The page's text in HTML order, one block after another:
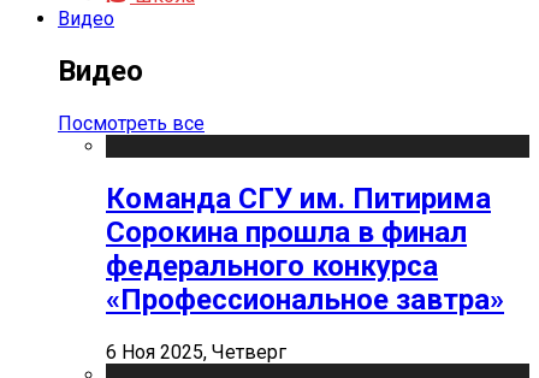
Видео
Видео
Посмотреть все
Команда СГУ им. Питирима
Сорокина прошла в финал
федерального конкурса
«Профессиональное завтра»
6 Ноя 2025, Четверг